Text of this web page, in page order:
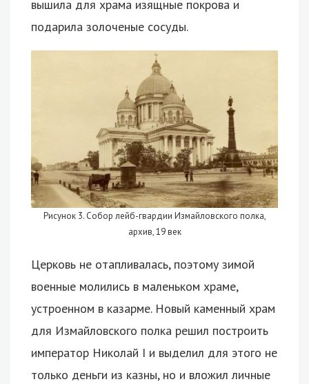
вышила для храма изящные покрова и
подарила золоченые сосуды.
Рисунок 3. Собор лейб-гвардии Измайловского полка,
архив, 19 век
Церковь не отапливалась, поэтому зимой
военные молились в маленьком храме,
устроенном в казарме. Новый каменный храм
для Измайловского полка решил построить
император Николай I и выделил для этого не
только деньги из казны, но и вложил личные